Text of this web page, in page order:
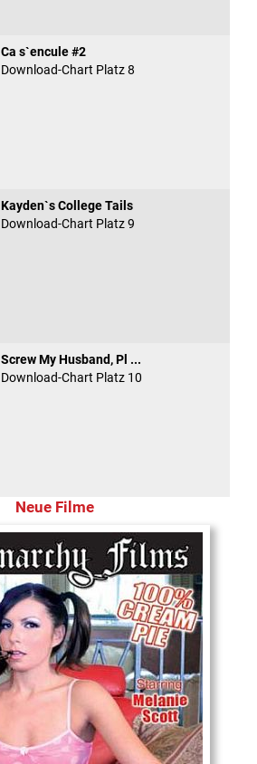
Ca s`encule #2
Download-Chart Platz 8
Kayden`s College Tails
Download-Chart Platz 9
Screw My Husband, Pl ...
Download-Chart Platz 10
Neue Filme